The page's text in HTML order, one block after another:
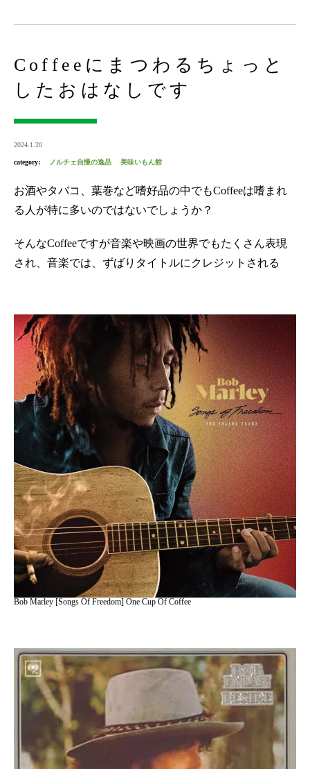
Coffeeにまつわるちょっと
したおはなしです
2024.1.20
category: ノルチェ自慢の逸品 美味いもん館
お酒やタバコ、葉巻など嗜好品の中でもCoffeeは嗜まれ
る人が特に多いのではないでしょうか？
そんなCoffeeですが音楽や映画の世界でもたくさん表現
され、音楽では、ずばりタイトルにクレジットされる
Bob Marley [Songs Of Freedom] One Cup Of Coffee